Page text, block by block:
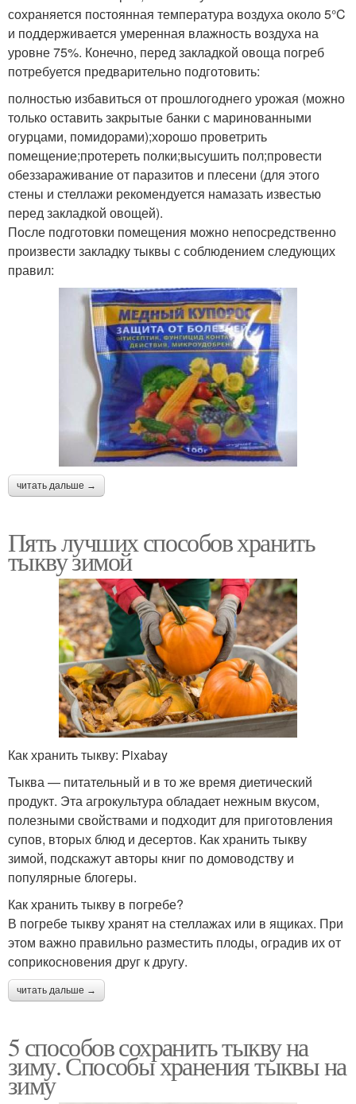
сохраняется постоянная температура воздуха около 5°C
и поддерживается умеренная влажность воздуха на
уровне 75%. Конечно, перед закладкой овоща погреб
потребуется предварительно подготовить:
полностью избавиться от прошлогоднего урожая (можно
только оставить закрытые банки с маринованными
огурцами, помидорами);хорошо проветрить
помещение;протереть полки;высушить пол;провести
обеззараживание от паразитов и плесени (для этого
стены и стеллажи рекомендуется намазать известью
перед закладкой овощей).
После подготовки помещения можно непосредственно
произвести закладку тыквы с соблюдением следующих
правил:
читать дальше →
Пять лучших способов хранить
тыкву зимой
Как хранить тыкву: Pixabay
Тыква — питательный и в то же время диетический
продукт. Эта агрокультура обладает нежным вкусом,
полезными свойствами и подходит для приготовления
супов, вторых блюд и десертов. Как хранить тыкву
зимой, подскажут авторы книг по домоводству и
популярные блогеры.
Как хранить тыкву в погребе?
В погребе тыкву хранят на стеллажах или в ящиках. При
этом важно правильно разместить плоды, оградив их от
соприкосновения друг к другу.
читать дальше →
5 способов сохранить тыкву на
зиму. Способы хранения тыквы на
зиму